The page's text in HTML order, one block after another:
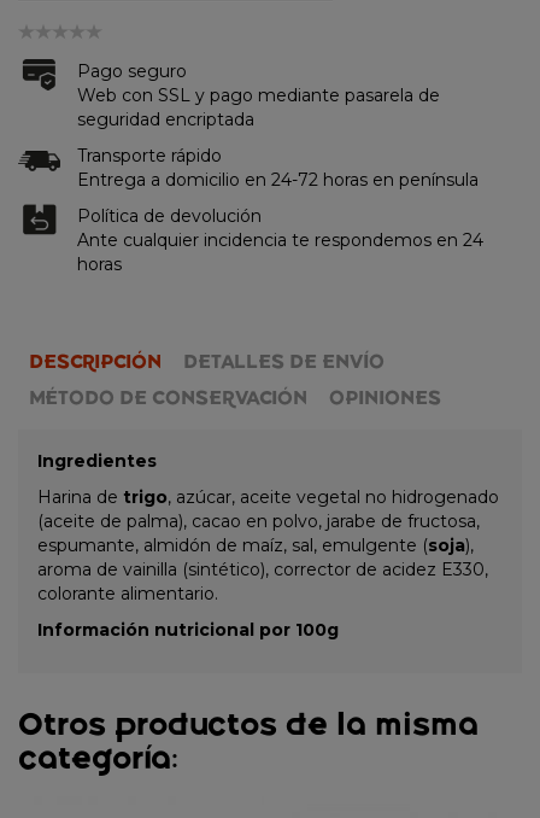
Pago seguro
Web con SSL y pago mediante pasarela de
seguridad encriptada
Transporte rápido
Entrega a domicilio en 24-72 horas en península
Política de devolución
Ante cualquier incidencia te respondemos en 24
horas
DESCRIPCIÓN
DETALLES DE ENVÍO
MÉTODO DE CONSERVACIÓN
OPINIONES
Ingredientes
Harina de trigo, azúcar, aceite vegetal no hidrogenado
(aceite de palma), cacao en polvo, jarabe de fructosa,
espumante, almidón de maíz, sal, emulgente (soja),
aroma de vainilla (sintético), corrector de acidez E330,
colorante alimentario.
Información nutricional por 100g
Otros productos de la misma
categoría: